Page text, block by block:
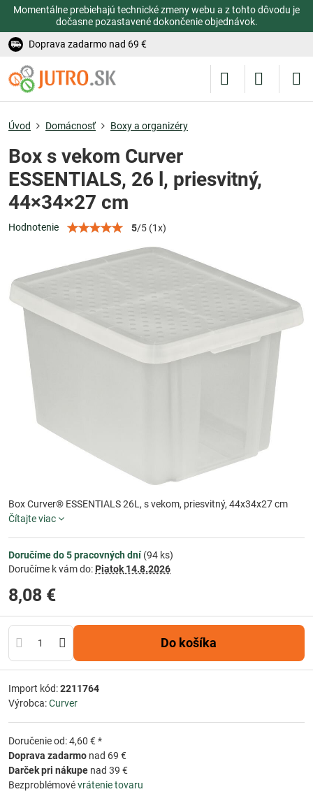
Momentálne prebiehajú technické zmeny webu a z tohto dôvodu je
dočasne pozastavené dokončenie objednávok.
Doprava zadarmo nad 69 €
Úvod Domácnosť Boxy a organizéry
Box s vekom Curver
ESSENTIALS, 26 l, priesvitný,
44×34×27 cm
Hodnotenie 5/5 (1x)
Box Curver® ESSENTIALS 26L, s vekom, priesvitný, 44x34x27 cm
Čítajte viac
Doručíme do 5 pracovných dní(94 ks)
Doručíme k vám do: Piatok14.8.2026
8,08 €
Do košíka
Import kód:2211764
Výrobca:Curver
Doručenie od: 4,60 € *
Doprava zadarmo nad 69 €
Darček pri nákupe nad 39 €
Bezproblémovévrátenie tovaru